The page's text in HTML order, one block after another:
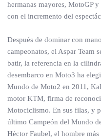
hermanas mayores, MotoGP
con el incremento del
Después de dominar con
campeonatos, el Aspar Team
batir, la referencia en la
desembarco en Moto3 ha
Mundo de Moto2 en 2011,
motor KTM, firma de
Motociclismo. En sus filas, y
último Campeón del Mundo
Héctor Faubel, el hombre